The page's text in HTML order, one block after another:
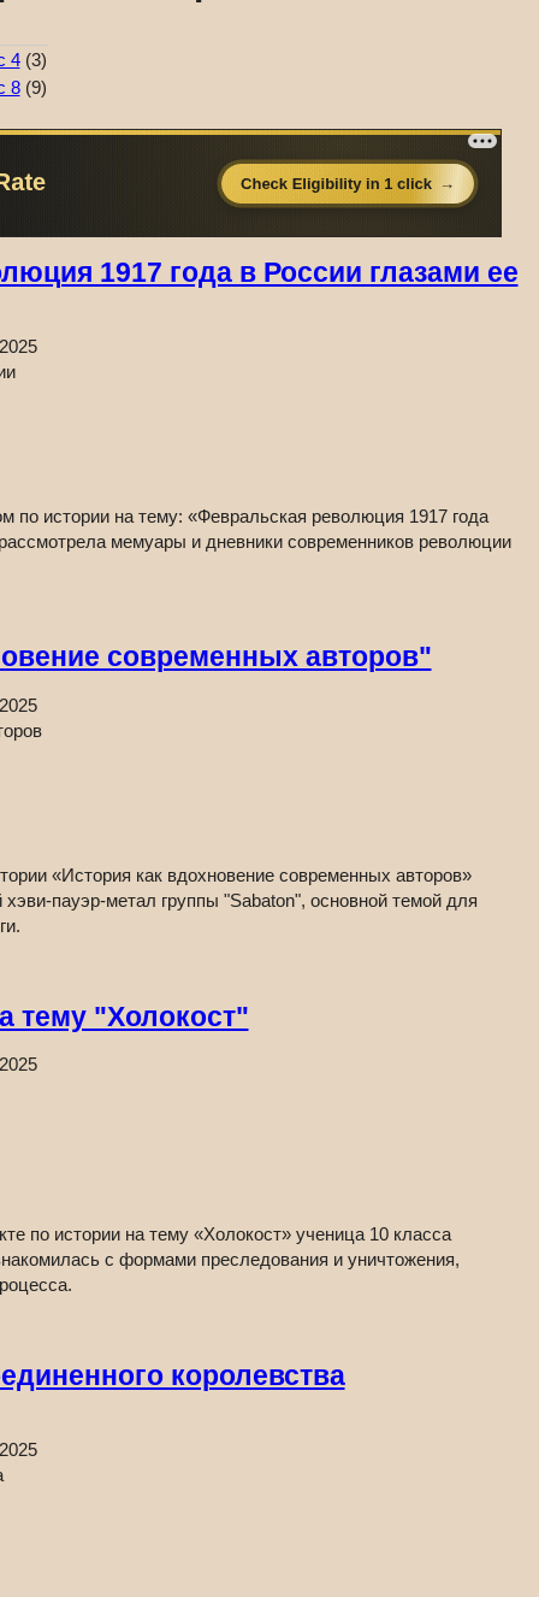
4(3)
8(9)
1917 года в России глазами ее
истории на тему: «Февральская революция 1917 года
мемуары и дневники современников революции
современных авторов"
«История как вдохновение современных авторов»
пауэр-метал группы "Sabaton", основной темой для
тему "Холокост"
по истории на тему «Холокост» ученица 10 класса
с формами преследования и уничтожения,
королевства